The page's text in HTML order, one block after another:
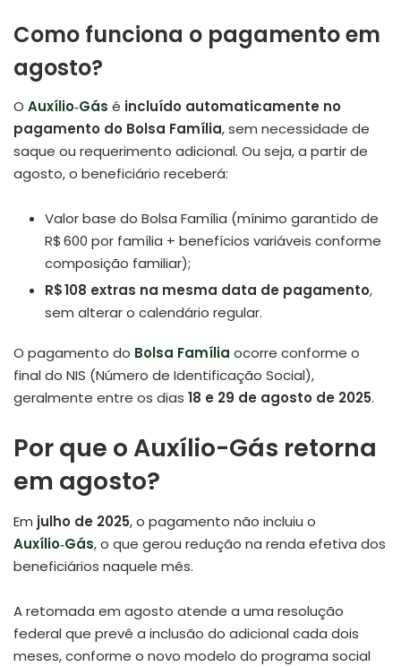
Como funciona o pagamento em
agosto?
O Auxílio‑Gás é incluído automaticamente no
pagamento do Bolsa Família, sem necessidade de
saque ou requerimento adicional. Ou seja, a partir de
agosto, o beneficiário receberá:
Valor base do Bolsa Família (mínimo garantido de
R$ 600 por família + benefícios variáveis conforme
composição familiar);
R$ 108 extras na mesma data de pagamento,
sem alterar o calendário regular.
O pagamento do Bolsa Família ocorre conforme o
final do NIS (Número de Identificação Social),
geralmente entre os dias 18 e 29 de agosto de 2025.
Por que o Auxílio-Gás retorna
em agosto?
Em julho de 2025, o pagamento não incluiu o
Auxílio‑Gás, o que gerou redução na renda efetiva dos
beneficiários naquele mês.
A retomada em agosto atende a uma resolução
federal que prevê a inclusão do adicional cada dois
meses, conforme o novo modelo do programa social